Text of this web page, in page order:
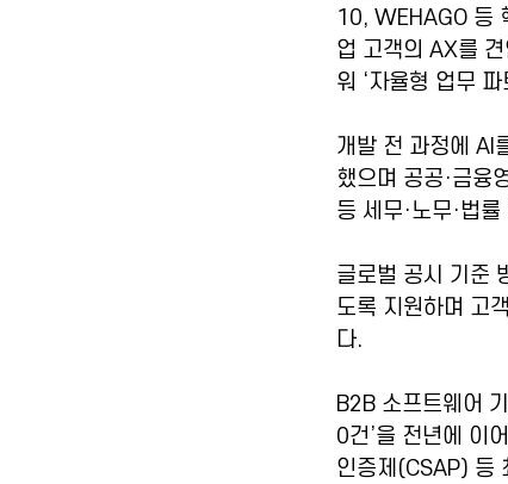
10, WEHAGO 등
업 고객의 AX를
워 ‘자율형 업무
개발 전 과정에 AI
했으며 공공·금융
등 세무·노무·법
글로벌 공시 기준
도록 지원하며 고
다.
B2B 소프트웨어
0건’을 전년에 이
인증제(CSAP) 등